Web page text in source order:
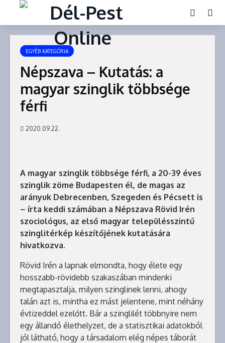
EGYÉB KATEGÓRIA
Népszava – Kutatás: a
magyar szinglik többsége
férfi
2020.09.22.
A magyar szinglik többsége férfi, a 20-39 éves
szinglik zöme Budapesten él, de magas az
arányuk Debrecenben, Szegeden és Pécsett is
– írta keddi számában a Népszava Rövid Irén
szociológus, az első magyar településszintű
szinglitérkép készítőjének kutatására
hivatkozva.
Rövid Irén a lapnak elmondta, hogy élete egy
hosszabb-rövidebb szakaszában mindenki
megtapasztalja, milyen szinglinek lenni, ahogy
talán azt is, mintha ez mást jelentene, mint néhány
évtizeddel ezelőtt. Bár a szinglilét többnyire nem
egy állandó élethelyzet, de a statisztikai adatokból
jól látható, hogy a társadalom elég népes táborát